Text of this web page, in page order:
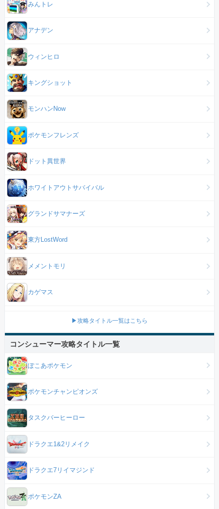
みんトレ
アナデン
ウィンヒロ
キングショット
モンハンNow
ポケモンフレンズ
ドット異世界
ホワイトアウトサバイバル
グランドサマナーズ
東方LostWord
メメントモリ
カゲマス
▶攻略タイトル一覧はこちら
コンシューマー攻略タイトル一覧
ぽこあポケモン
ポケモンチャンピオンズ
タスクバーヒーロー
ドラクエ1&2リメイク
ドラクエ7リイマジンド
ポケモンZA